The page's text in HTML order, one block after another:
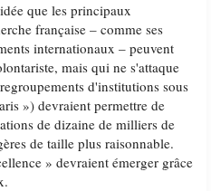
que les principaux
française – comme ses
internationaux – peuvent
mais qui ne s'attaque
d'institutions sous
») devraient permettre de
de dizaine de milliers de
de taille plus raisonnable.
» devraient émerger grâce